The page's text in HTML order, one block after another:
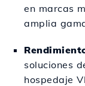
en marcas
amplia
soluciones
hospedaje